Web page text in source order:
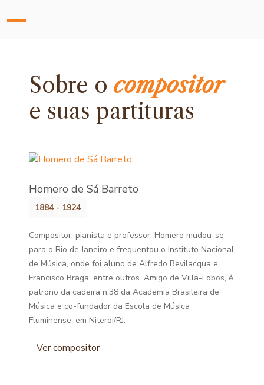
Sobre ocompositor
e suas partituras
Homero de Sá Barreto
1884 - 1924
Compositor, pianista e professor, Homero mudou-se
para o Rio de Janeiro e frequentou o Instituto Nacional
de Música, onde foi aluno de Alfredo Bevilacqua e
Francisco Braga, entre outros. Amigo de Villa-Lobos, é
patrono da cadeira n.38 da Academia Brasileira de
Música e co-fundador da Escola de Música
Fluminense, em Niterói/RJ.
Ver compositor